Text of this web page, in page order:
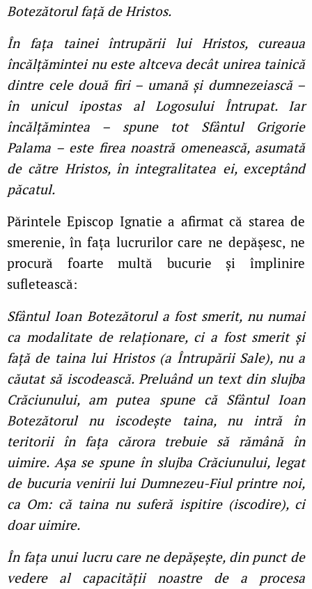
Botezătorul faţă de Hristos.
În faţa tainei întrupării lui Hristos, cureaua
încălțămintei nu este altceva decât unirea tainică
dintre cele două firi – umană și dumnezeiască –
în unicul ipostas al Logosului Întrupat. Iar
încălţămintea – spune tot Sfântul Grigorie
Palama – este firea noastră omenească, asumată
de către Hristos, în integralitatea ei, exceptând
păcatul.
Părintele Episcop Ignatie a afirmat că starea de
smerenie, în fața lucrurilor care ne depășesc, ne
procură foarte multă bucurie și împlinire
sufletească:
Sfântul Ioan Botezătorul a fost smerit, nu numai
ca modalitate de relaţionare, ci a fost smerit și
faţă de taina lui Hristos (a Întrupării Sale), nu a
căutat să iscodească. Preluând un text din slujba
Crăciunului, am putea spune că Sfântul Ioan
Botezătorul nu iscodește taina, nu intră în
teritorii în faţa cărora trebuie să rămână în
uimire. Așa se spune în slujba Crăciunului, legat
de bucuria venirii lui Dumnezeu-Fiul printre noi,
ca Om: că taina nu suferă ispitire (iscodire), ci
doar uimire.
În faţa unui lucru care ne depășește, din punct de
vedere al capacităţii noastre de a procesa